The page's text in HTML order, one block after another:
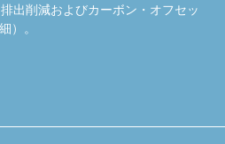
出削減およびカーボン・オフセッ
）。